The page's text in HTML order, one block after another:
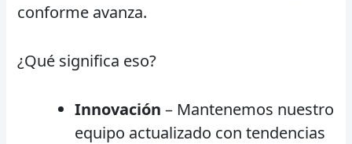
conforme avanza.
¿Qué significa eso?
Innovación – Mantenemos nuestro
equipo actualizado con tendencias